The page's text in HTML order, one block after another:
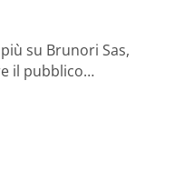
su Brunori Sas,
il pubblico…